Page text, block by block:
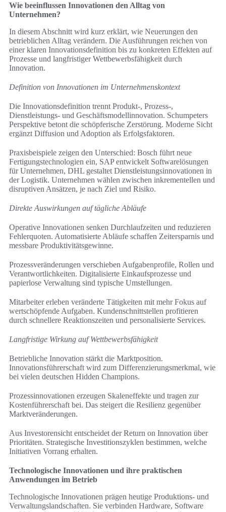
Wie beeinflussen Innovationen den Alltag von
Unternehmen?
In diesem Abschnitt wird kurz erklärt, wie Neuerungen den
betrieblichen Alltag verändern. Die Ausführungen reichen von
einer klaren Innovationsdefinition bis zu konkreten Effekten auf
Prozesse und langfristiger Wettbewerbsfähigkeit durch
Innovation.
Definition von Innovationen im Unternehmenskontext
Die Innovationsdefinition trennt Produkt-, Prozess-,
Dienstleistungs- und Geschäftsmodellinnovation. Schumpeters
Perspektive betont die schöpferische Zerstörung. Moderne Sicht
ergänzt Diffusion und Adoption als Erfolgsfaktoren.
Praxisbeispiele zeigen den Unterschied: Bosch führt neue
Fertigungstechnologien ein, SAP entwickelt Softwarelösungen
für Unternehmen, DHL gestaltet Dienstleistungsinnovationen in
der Logistik. Unternehmen wählen zwischen inkrementellen und
disruptiven Ansätzen, je nach Ziel und Risiko.
Direkte Auswirkungen auf tägliche Abläufe
Operative Innovationen senken Durchlaufzeiten und reduzieren
Fehlerquoten. Automatisierte Abläufe schaffen Zeitersparnis und
messbare Produktivitätsgewinne.
Prozessveränderungen verschieben Aufgabenprofile, Rollen und
Verantwortlichkeiten. Digitalisierte Einkaufsprozesse und
papierlose Verwaltung sind typische Umstellungen.
Mitarbeiter erleben veränderte Tätigkeiten mit mehr Fokus auf
wertschöpfende Aufgaben. Kundenschnittstellen profitieren
durch schnellere Reaktionszeiten und personalisierte Services.
Langfristige Wirkung auf Wettbewerbsfähigkeit
Betriebliche Innovation stärkt die Marktposition.
Innovationsführerschaft wird zum Differenzierungsmerkmal, wie
bei vielen deutschen Hidden Champions.
Prozessinnovationen erzeugen Skaleneffekte und tragen zur
Kostenführerschaft bei. Das steigert die Resilienz gegenüber
Marktveränderungen.
Aus Investorensicht entscheidet der Return on Innovation über
Prioritäten. Strategische Investitionszyklen bestimmen, welche
Initiativen Vorrang erhalten.
Technologische Innovationen und ihre praktischen
Anwendungen im Betrieb
Technologische Innovationen prägen heutige Produktions- und
Verwaltungslandschaften. Sie verbinden Hardware, Software